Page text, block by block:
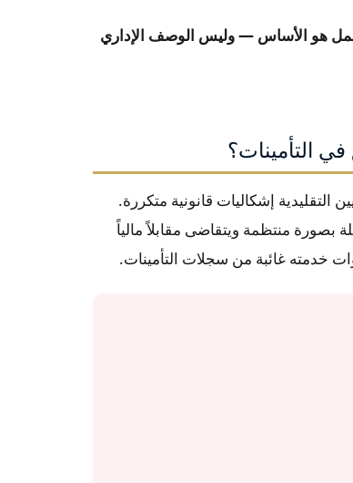
هو الأساس — وليس الوصف الإداري
التأمينات؟
التقليدية إشكاليات قانونية متكررة.
منتظمة ويتقاضى مقابلاً مالياً
خدمته غائبة من سجلات التأمينات.